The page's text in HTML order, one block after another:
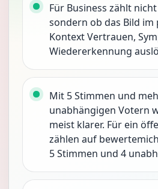
Für Business zählt
sondern ob das Bild im
Kontext Vertrauen,
Wiedererkennung
Mit 5 Stimmen und
unabhängigen Votern
meist klarer. Für ein
zählen auf
5 Stimmen und 4